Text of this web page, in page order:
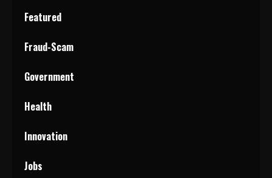
Featured
Fraud-Scam
Government
Health
Innovation
Jobs